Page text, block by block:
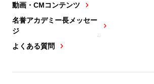
動画・CMコンテンツ
名誉アカデミー長メッセー
ジ
よくある質問